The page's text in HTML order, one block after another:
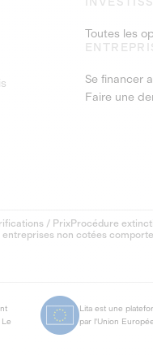
Toutes les
Se financer
Faire une
/ PrixProcédure
entreprises non cotées
Lita est une
par l'Union